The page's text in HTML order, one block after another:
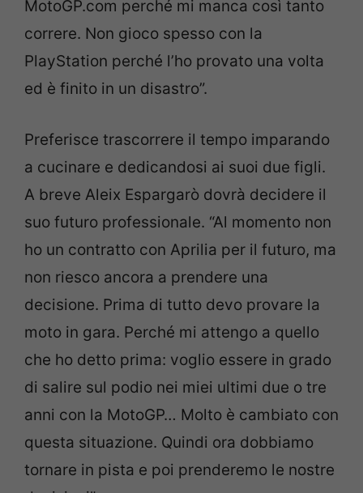
MotoGP.com perché mi manca così tanto
correre. Non gioco spesso con la
PlayStation perché l’ho provato una volta
ed è finito in un disastro”.
Preferisce trascorrere il tempo imparando
a cucinare e dedicandosi ai suoi due figli.
A breve Aleix Espargarò dovrà decidere il
suo futuro professionale. “Al momento non
ho un contratto con Aprilia per il futuro, ma
non riesco ancora a prendere una
decisione. Prima di tutto devo provare la
moto in gara. Perché mi attengo a quello
che ho detto prima: voglio essere in grado
di salire sul podio nei miei ultimi due o tre
anni con la MotoGP… Molto è cambiato con
questa situazione. Quindi ora dobbiamo
tornare in pista e poi prenderemo le nostre